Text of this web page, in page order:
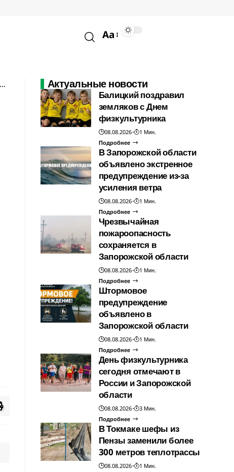
Aa
Актуальные новости
Балицкий поздравил
земляков с Днем
физкультурника
08.08.2026
1 Мин.
Подробнее
В Запорожской области
объявлено экстренное
предупреждение из-за
усиления ветра
08.08.2026
1 Мин.
Подробнее
Чрезвычайная
пожароопасность
сохраняется в
Запорожской области
08.08.2026
1 Мин.
Подробнее
Штормовое
предупреждение
объявлено в
Запорожской области
08.08.2026
1 Мин.
Подробнее
День физкультурника
сегодня отмечают в
России и Запорожской
области
08.08.2026
3 Мин.
Подробнее
В Токмаке шефы из
Пензы заменили более
300 метров теплотрассы
08.08.2026
1 Мин.